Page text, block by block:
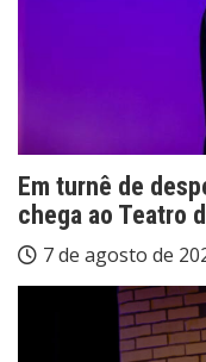
Em turnê de
chega ao Teatro
7 de agosto de